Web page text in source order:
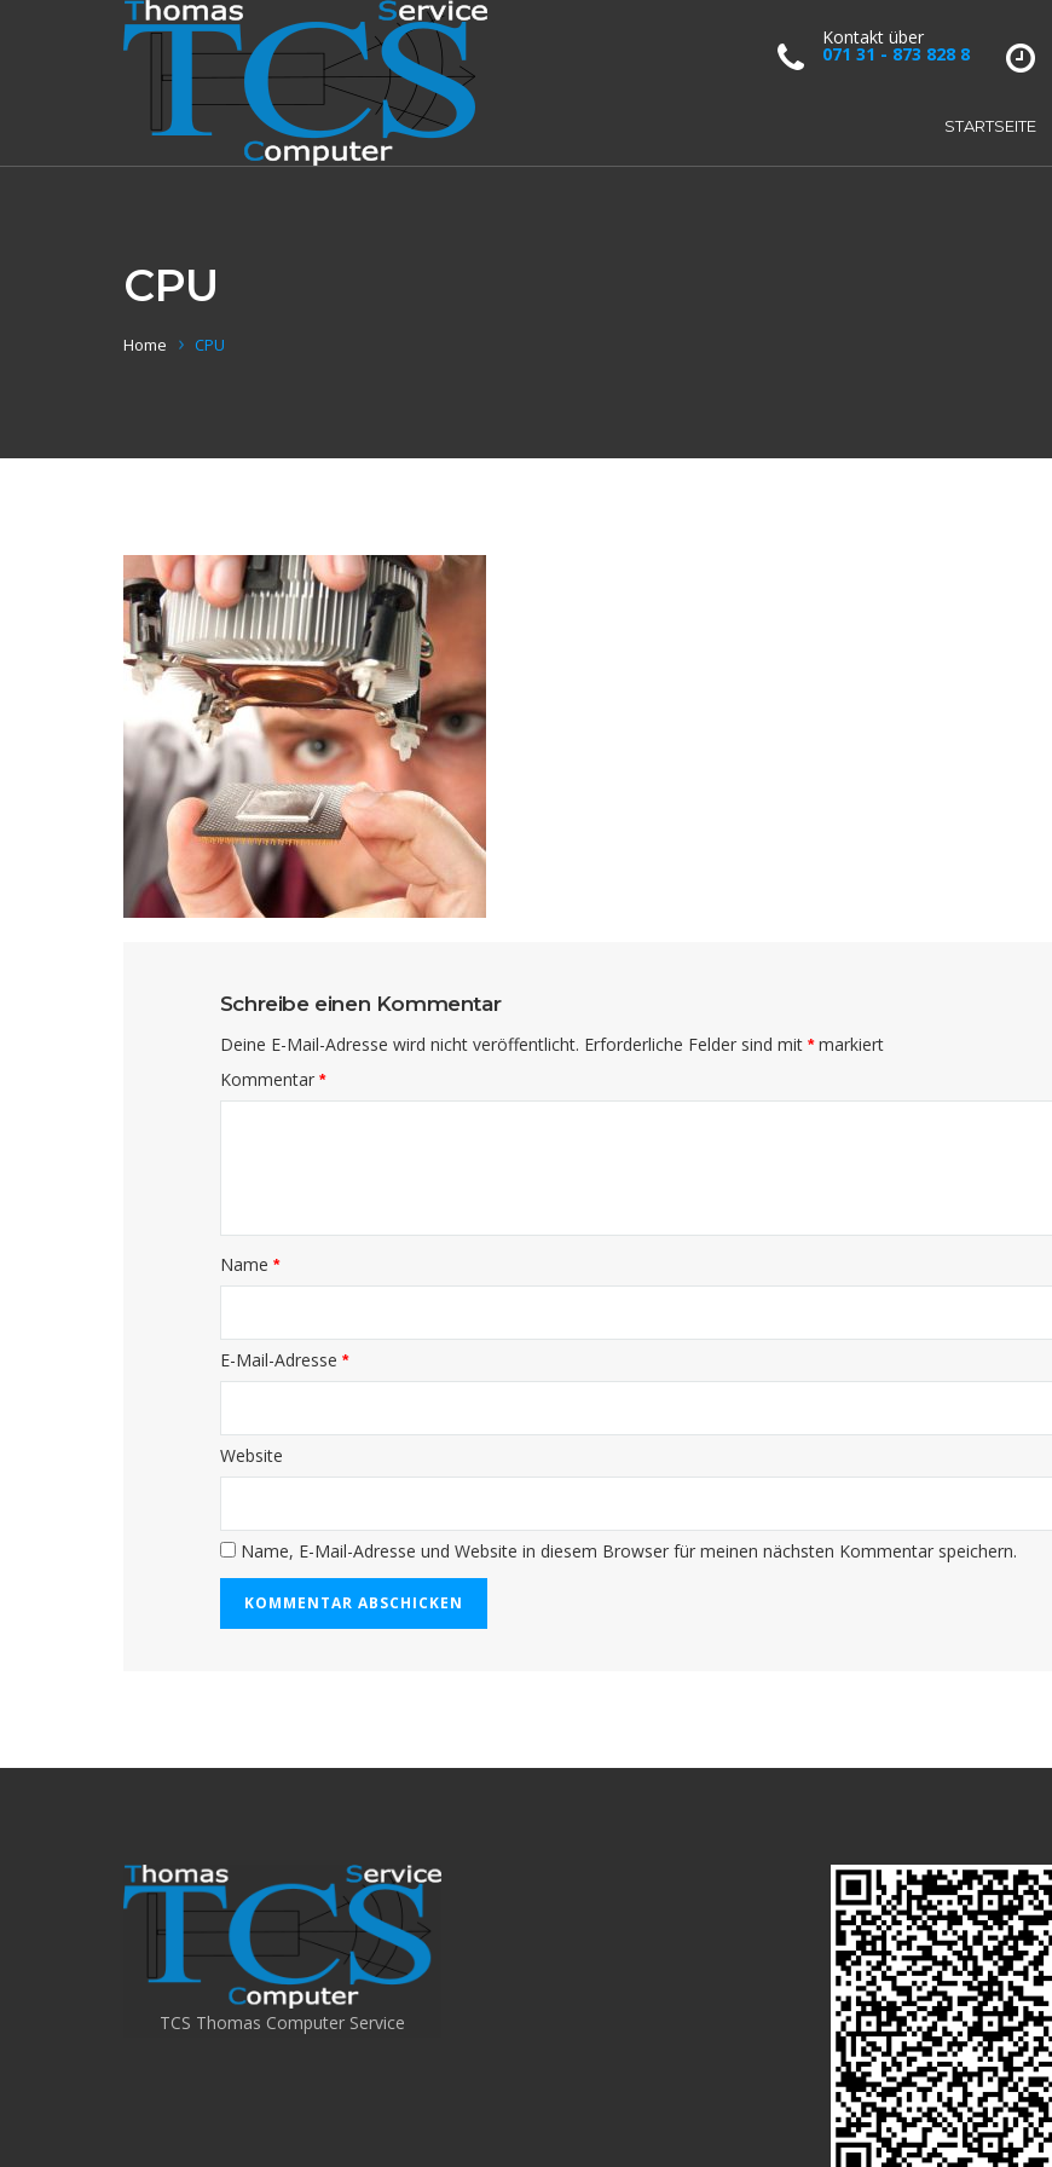
Kontakt über
071 31 - 873 828 8
STARTSEITE
CPU
Home CPU
Schreibe einen Kommentar
Deine E-Mail-Adresse wird nicht veröffentlicht. Erforderliche Felder sind mit *markiert
Kommentar *
Name *
E-Mail-Adresse *
Website
Name, E-Mail-Adresse und Website in diesem Browser für meinen nächsten Kommentar speichern.
TCS Thomas Computer Service